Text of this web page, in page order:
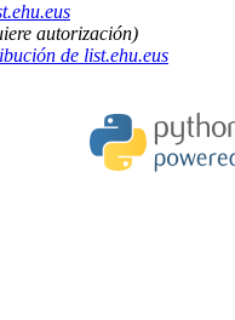
autorización)
de list.ehu.eus